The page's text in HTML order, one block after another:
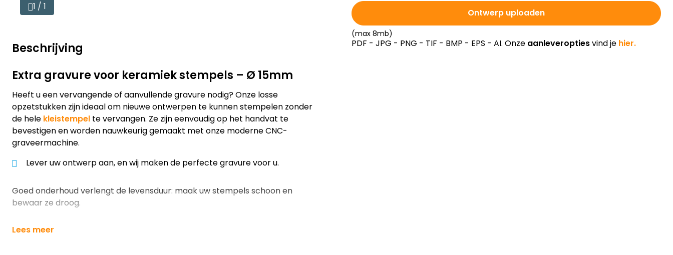
1 / 1
Beschrijving
Extra gravure voor keramiek stempels – Ø 15mm
Heeft u een vervangende of aanvullende gravure nodig? Onze losse
opzetstukken zijn ideaal om nieuwe ontwerpen te kunnen stempelen zonder
de hele kleistempel te vervangen. Ze zijn eenvoudig op het handvat te
bevestigen en worden nauwkeurig gemaakt met onze moderne CNC-
graveermachine.
Lever uw ontwerp aan, en wij maken de perfecte gravure voor u.
Goed onderhoud verlengt de levensduur: maak uw stempels schoon en
bewaar ze droog.
Lees meer
Ontwerp uploaden
(max 8mb)
PDF - JPG - PNG - TIF - BMP - EPS - AI. Onze aanleveroptiesvind je hier.